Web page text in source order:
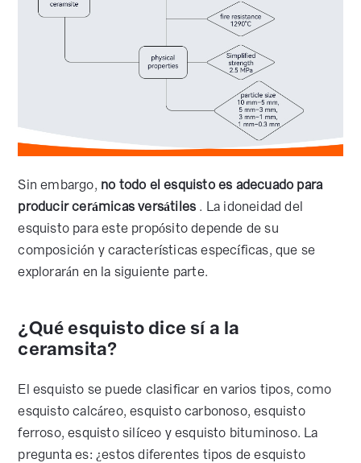
Sin embargo, no todo el esquisto es adecuado para
producir cerámicas versátiles . La idoneidad del
esquisto para este propósito depende de su
composición y características específicas, que se
explorarán en la siguiente parte.
¿Qué esquisto dice sí a la
ceramsita?
El esquisto se puede clasificar en varios tipos, como
esquisto calcáreo, esquisto carbonoso, esquisto
ferroso, esquisto silíceo y esquisto bituminoso. La
pregunta es: ¿estos diferentes tipos de esquisto